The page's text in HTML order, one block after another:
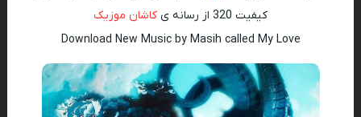
کیفیت 320 از رسانه ی
کاشان موزیک
Download New Music by Masih called My Love